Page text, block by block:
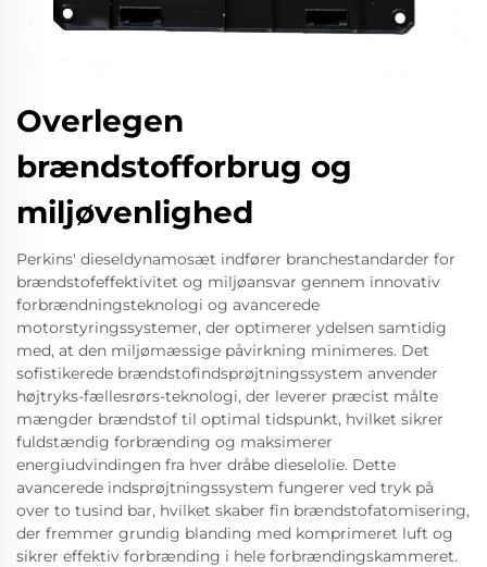
Overlegen
brændstofforbrug og
miljøvenlighed
Perkins' dieseldynamosæt indfører branchestandarder for
brændstofeffektivitet og miljøansvar gennem innovativ
forbrændningsteknologi og avancerede
motorstyringssystemer, der optimerer ydelsen samtidig
med, at den miljømæssige påvirkning minimeres. Det
sofistikerede brændstofindsprøjtningssystem anvender
højtryks-fællesrørs-teknologi, der leverer præcist målte
mængder brændstof til optimal tidspunkt, hvilket sikrer
fuldstændig forbrænding og maksimerer
energiudvindingen fra hver dråbe dieselolie. Dette
avancerede indsprøjtningssystem fungerer ved tryk på
over to tusind bar, hvilket skaber fin brændstofatomisering,
der fremmer grundig blanding med komprimeret luft og
sikrer effektiv forbrænding i hele forbrændingskammeret.